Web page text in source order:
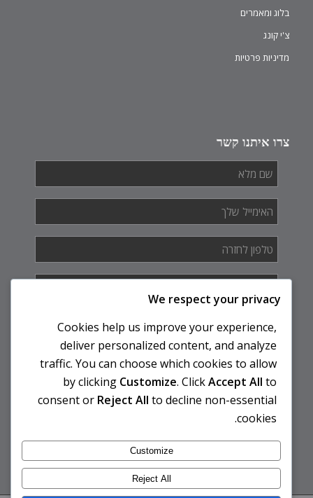
בלוג ומאמרים
צ'י קונג
מדיניות פרטיות
צרו איתנו קשר
שם
מלא *
האימייל
שלך *
טלפון
לחזרה *
איך
יכולים
לך?
We respect your privacy
Cookies help us improve your experience,
deliver personalized content, and analyze
traffic. You can choose which cookies to allow
by clicking Customize. ClickAccept All to
consent or Reject All to decline non-essential
cookies.
Customize
Reject All